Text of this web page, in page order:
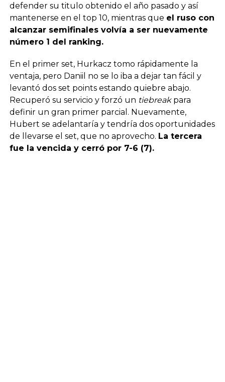
defender su titulo obtenido el año pasado y así
mantenerse en el top 10, mientras que el ruso con
alcanzar semifinales volvía a ser nuevamente
número 1 del ranking.
En el primer set, Hurkacz tomo rápidamente la
ventaja, pero Daniil no se lo iba a dejar tan fácil y
levantó dos set points estando quiebre abajo.
Recuperó su servicio y forzó un tiebreakpara
definir un gran primer parcial. Nuevamente,
Hubert se adelantaría y tendría dos oportunidades
de llevarse el set, que no aprovecho. La tercera
fue la vencida y cerró por 7-6 (7).